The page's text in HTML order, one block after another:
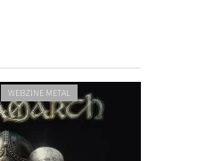
WEBZINE METAL